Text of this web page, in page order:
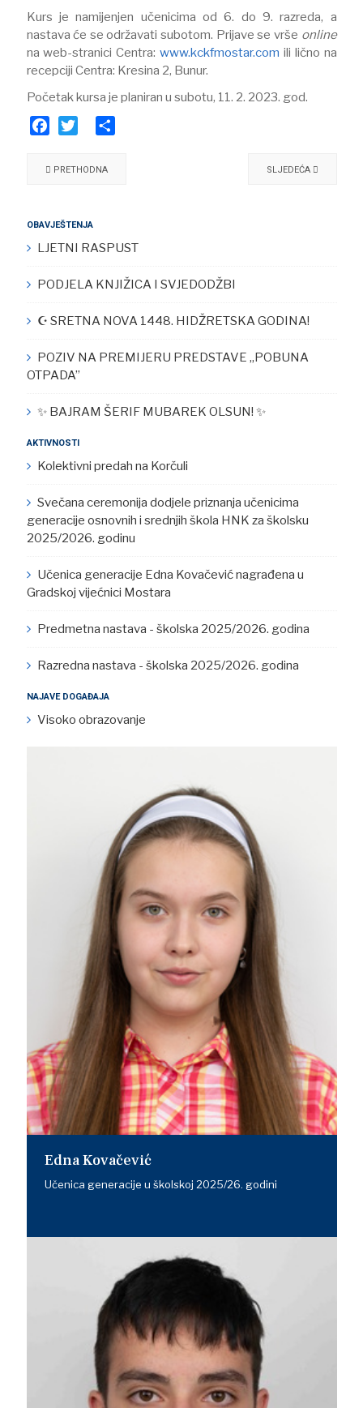
Kurs je namijenjen učenicima od 6. do 9. razreda, a
nastava će se održavati subotom. Prijave se vrše online
na web-stranici Centra: www.kckfmostar.com ili lično na
recepciji Centra: Kresina 2, Bunur.
Početak kursa je planiran u subotu, 11. 2. 2023. god.
PRETHODNA SLJEDEĆA
OBAVJEŠTENJA
LJETNI RASPUST
PODJELA KNJIŽICA I SVJEDODŽBI
☪︎ SRETNA NOVA 1448. HIDŽRETSKA GODINA!
POZIV NA PREMIJERU PREDSTAVE „POBUNA
OTPADA”
✨ BAJRAM ŠERIF MUBAREK OLSUN! ✨
AKTIVNOSTI
Kolektivni predah na Korčuli
Svečana ceremonija dodjele priznanja učenicima
generacije osnovnih i srednjih škola HNK za školsku
2025/2026. godinu
Učenica generacije Edna Kovačević nagrađena u
Gradskoj vijećnici Mostara
Predmetna nastava - školska 2025/2026. godina
Razredna nastava - školska 2025/2026. godina
NAJAVE DOGAĐAJA
Visoko obrazovanje
Edna Kovačević
Učenica generacije u školskoj 2025/26. godini